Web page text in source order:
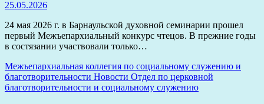
25.05.2026
24 мая 2026 г. в Барнаульской духовной семинарии прошел
первый Межъепархиальный конкурс чтецов. В прежние годы
в состязании участвовали только…
Межъепархиальная коллегия по социальному служению и
благотворительности Новости Отдел по церковной
благотворительности и социальному служению